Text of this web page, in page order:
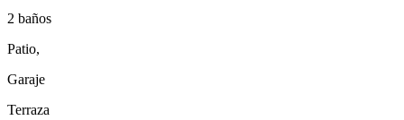
2 baños
Patio,
Garaje
Terraza